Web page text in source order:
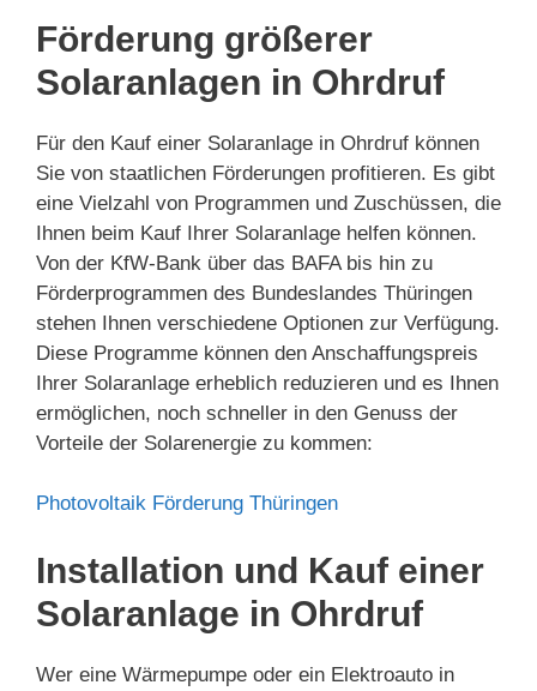
Förderung größerer
Solaranlagen in Ohrdruf
Für den Kauf einer Solaranlage in Ohrdruf können
Sie von staatlichen Förderungen profitieren. Es gibt
eine Vielzahl von Programmen und Zuschüssen, die
Ihnen beim Kauf Ihrer Solaranlage helfen können.
Von der KfW-Bank über das BAFA bis hin zu
Förderprogrammen des Bundeslandes Thüringen
stehen Ihnen verschiedene Optionen zur Verfügung.
Diese Programme können den Anschaffungspreis
Ihrer Solaranlage erheblich reduzieren und es Ihnen
ermöglichen, noch schneller in den Genuss der
Vorteile der Solarenergie zu kommen:
Photovoltaik Förderung Thüringen
Installation und Kauf einer
Solaranlage in Ohrdruf
Wer eine Wärmepumpe oder ein Elektroauto in